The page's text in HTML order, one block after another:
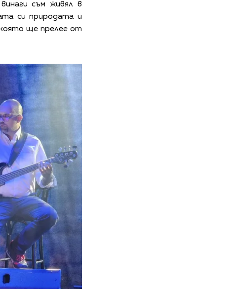
съм живял в
си природата и
ще прелее от